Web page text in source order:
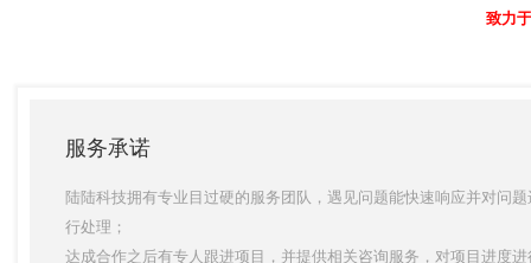
致力
服务承诺
陆陆科技拥有专业目过硬的服务团队，遇见问题能快速响应并对问
行处理；
达成合作之后有专人跟进项目，并提供相关咨询服务，对项目进度